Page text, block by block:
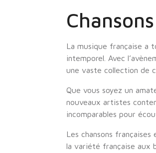
La musique française a
intemporel. Avec
une vaste collection de
Que vous soyez un
nouveaux artistes
incomparables pour
Les chansons
la variété française aux